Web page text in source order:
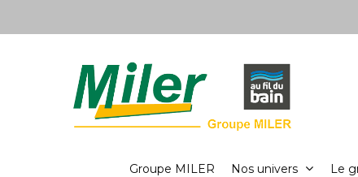
Groupe MILER Nos univers Le